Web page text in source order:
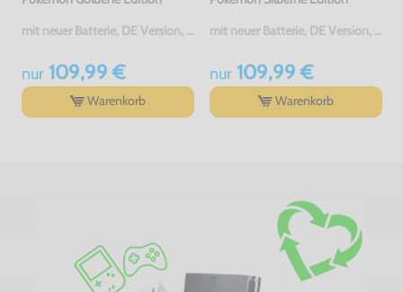
mit neuer Batterie, DE Version, Modul, gebraucht
nur109,99 €
Warenkorb
mit neuer Batterie, DE Version, Modul, gebraucht
nur109,99 €
Warenkorb